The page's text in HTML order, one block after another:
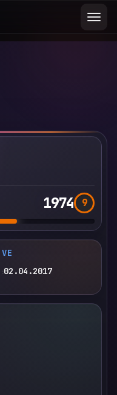
1974 9
02.04.2017